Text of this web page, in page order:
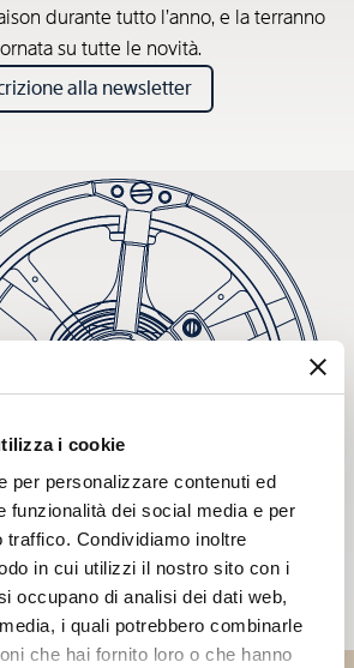
i cookie
per personalizzare contenuti ed
funzionalità dei social media e per
traffico. Condividiamo inoltre
in cui utilizzi il nostro sito con i
occupano di analisi dei dati web,
i quali potrebbero combinarle
che hai fornito loro o che hanno
durante tutto l’anno, e la terranno
su tutte le novità.
alla newsletter